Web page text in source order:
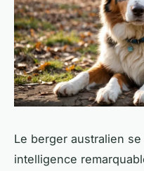
Le berger australien
intelligence